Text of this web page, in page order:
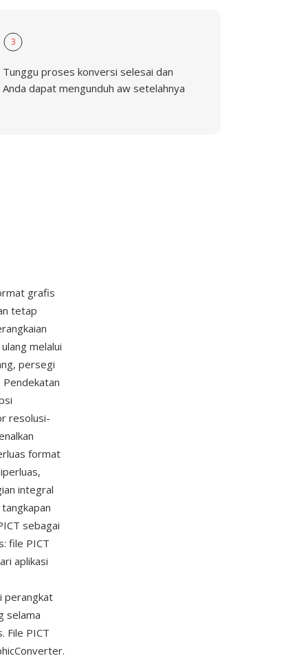
3
Tunggu proses konversi selesai dan
Anda dapat mengunduh aw setelahnya
grafis
tetap
melalui
persegi
resolusi-
format
integral
sebagai
file PICT
aplikasi
perangkat
selama
File PICT